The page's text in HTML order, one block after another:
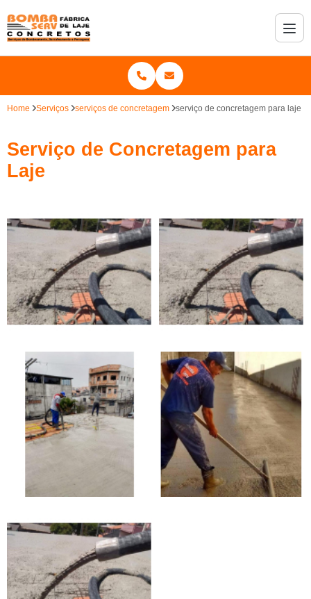
Home Serviços serviços de concretagem serviço de concretagem para laje
Serviço de Concretagem para
Laje